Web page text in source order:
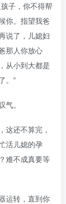
子，你不得帮
你。指望我爸
说了，儿媳妇
那人你放心
从小到大都是
。”
。
还不算完，
活儿媳的孕
难不成真要等
运转，直到你